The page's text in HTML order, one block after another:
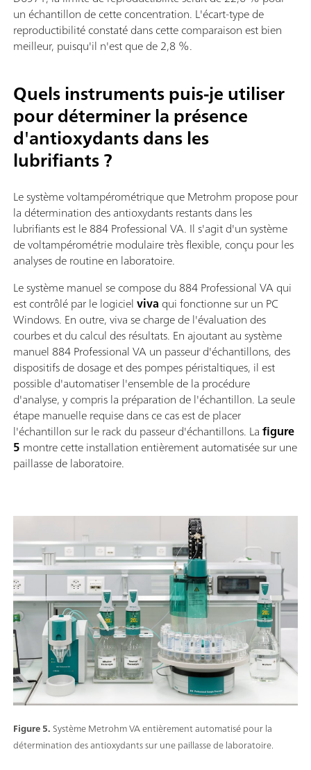
un échantillon de cette concentration. L'écart-type de
reproductibilité constaté dans cette comparaison est bien
meilleur, puisqu'il n'est que de 2,8 %.
Quels instruments puis-je utiliser
pour déterminer la présence
d'antioxydants dans les
lubrifiants ?
Le système voltampérométrique que Metrohm propose pour
la détermination des antioxydants restants dans les
lubrifiants est le 884 Professional VA. Il s'agit d'un système
de voltampérométrie modulaire très flexible, conçu pour les
analyses de routine en laboratoire.
Le système manuel se compose du 884 Professional VA qui
est contrôlé par le logicielviva qui fonctionne sur un PC
Windows. En outre, viva se charge de l'évaluation des
courbes et du calcul des résultats. En ajoutant au système
manuel 884 Professional VA un passeur d'échantillons, des
dispositifs de dosage et des pompes péristaltiques, il est
possible d'automatiser l'ensemble de la procédure
d'analyse, y compris la préparation de l'échantillon. La seule
étape manuelle requise dans ce cas est de placer
l'échantillon sur le rack du passeur d'échantillons. Lafigure
5 montre cette installation entièrement automatisée sur une
paillasse de laboratoire.
Figure 5.Système Metrohm VA entièrement automatisé pour la
détermination des antioxydants sur une paillasse de laboratoire.